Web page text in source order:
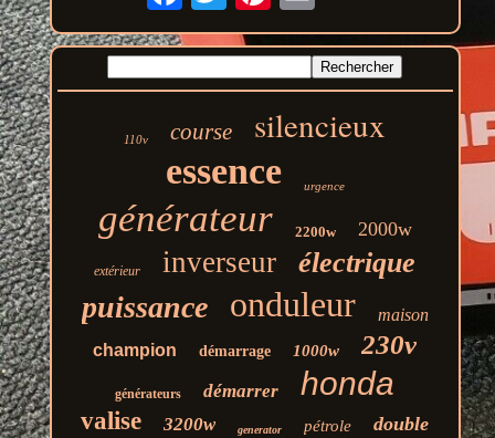
110v course silencieux
essence urgence
générateur 2200w 2000w
extérieur inverseur électrique
puissance onduleur
maison
champion
démarrage 1000w 230v
générateurs démarrer honda
valise 3200w generator pétrole double